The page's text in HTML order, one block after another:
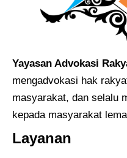
Yayasan Advokasi
mengadvokasi hak
masyarakat, dan selalu
kepada masyarakat
Layanan